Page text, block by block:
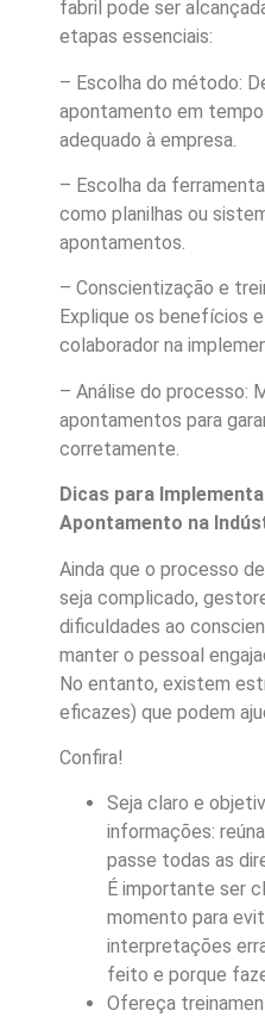
fabril pode ser
etapas essenciais:
– Escolha do método:
apontamento em
adequado à empresa.
– Escolha da
como planilhas ou
apontamentos.
– Conscientização e
Explique os benefícios
colaborador na
– Análise do processo:
apontamentos para
corretamente.
Dicas para
Apontamento na
Ainda que o processo
seja complicado,
dificuldades ao
manter o pessoal
No entanto, existem
eficazes) que podem
Confira!
Seja claro e
informações:
passe todas as
É importante ser
momento para
interpretações
feito e porque
Ofereça